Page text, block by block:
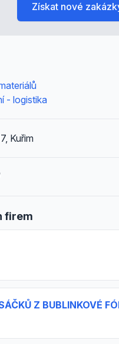
- logistika
Kuřim
firem
Z BUBLINKOVÉ
Získat nové